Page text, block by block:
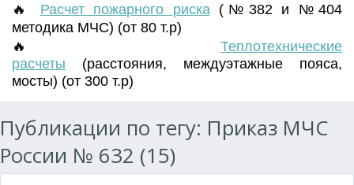
🔥 Расчет пожарного риска(№382 и №404
методика МЧС) (от 80 т.р)
🔥 Теплотехнические
расчеты (расстояния, междуэтажные пояса,
мосты) (от 300 т.р)
Публикации по тегу: Приказ МЧС
России № 632 (15)